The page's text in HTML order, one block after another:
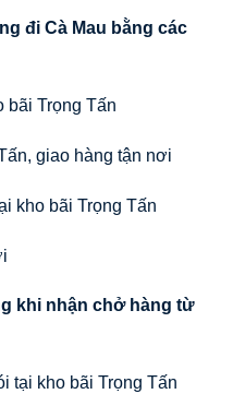
đi Cà Mau bằng các
Trọng Tấn
giao hàng tận nơi
bãi Trọng Tấn
khi nhận chở hàng từ
kho bãi Trọng Tấn